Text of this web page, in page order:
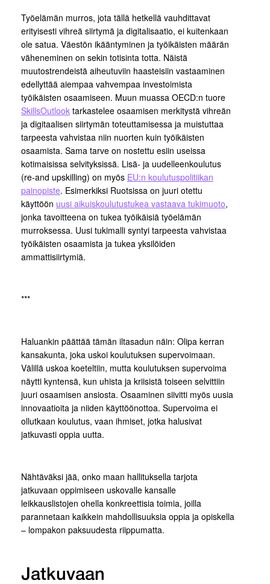
Työelämän murros, jota tällä hetkellä vauhdittavat
erityisesti vihreä siirtymä ja digitalisaatio, ei kuitenkaan
ole satua. Väestön ikääntyminen ja työikäisten määrän
väheneminen on sekin totisinta totta. Näistä
muutostrendeistä aiheutuviin haasteisiin vastaaminen
edellyttää aiempaa vahvempaa investoimista
työikäisten osaamiseen. Muun muassa OECD:n tuore
SkillsOutlook tarkastelee osaamisen merkitystä vihreän
ja digitaalisen siirtymän toteuttamisessa ja muistuttaa
tarpeesta vahvistaa niin nuorten kuin työikäisten
osaamista. Sama tarve on nostettu esiin useissa
kotimaisissa selvityksissä. Lisä- ja uudelleenkoulutus
(re-and upskilling) on myös EU:n koulutuspolitiikan
painopiste. Esimerkiksi Ruotsissa on juuri otettu
käyttöön uusi aikuiskoulutustukea vastaava tukimuoto,
jonka tavoitteena on tukea työikäisiä työelämän
murroksessa. Uusi tukimalli syntyi tarpeesta vahvistaa
työikäisten osaamista ja tukea yksilöiden
ammattisiirtymiä.
***
Haluankin päättää tämän iltasadun näin: Olipa kerran
kansakunta, joka uskoi koulutuksen supervoimaan.
Välillä uskoa koeteltiin, mutta koulutuksen supervoima
näytti kyntensä, kun uhista ja kriisistä toiseen selvittiin
juuri osaamisen ansiosta. Osaaminen siivitti myös uusia
innovaatioita ja niiden käyttöönottoa. Supervoima ei
ollutkaan koulutus, vaan ihmiset, jotka halusivat
jatkuvasti oppia uutta.
Nähtäväksi jää, onko maan hallituksella tarjota
jatkuvaan oppimiseen uskovalle kansalle
leikkauslistojen ohella konkreettisia toimia, joilla
parannetaan kaikkein mahdollisuuksia oppia ja opiskella
– lompakon paksuudesta riippumatta.
Jatkuvaan